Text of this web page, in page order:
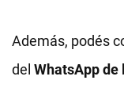
Además, podés
del WhatsApp de